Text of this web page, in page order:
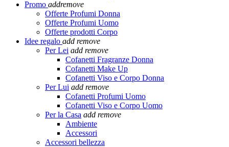
Promo addremove
Offerte Profumi Donna
Offerte Profumi Uomo
Offerte prodotti Corpo
Idee regalo add remove
Per Lei add remove
Cofanetti Fragranze Donna
Cofanetti Make Up
Cofanetti Viso e Corpo Donna
Per Lui add remove
Cofanetti Profumi Uomo
Cofanetti Viso e Corpo Uomo
Per la Casa add remove
Ambiente
Accessori
Accessori bellezza